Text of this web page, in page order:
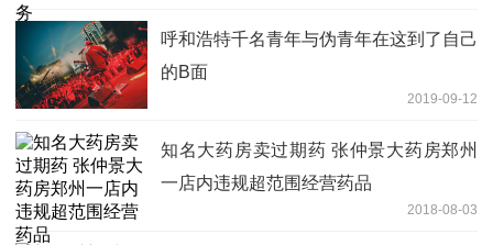
呼和浩特千名青年与伪青年在这到了自己
的B面
2019-09-12
知名大药房卖过期药 张仲景大药房郑州
一店内违规超范围经营药品
2018-08-03